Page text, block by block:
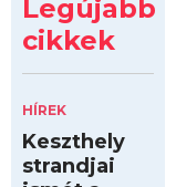
Legújabb
cikkek
HÍREK
Keszthely
strandjai